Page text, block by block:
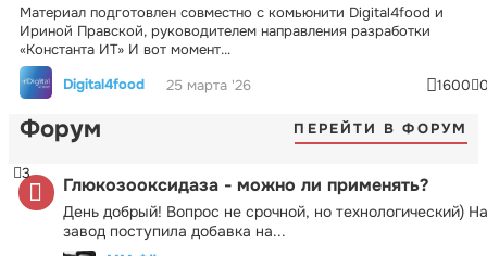
Материал подготовлен совместно с комьюнити Digital4food и
Ириной Правской, руководителем направления разработки
«Константа ИТ» И вот момент...
Digital4food
25 марта '26 1600
Форум ПЕРЕЙТИ В ФОРУМ
Глюкозооксидаза - можно ли применять?
День добрый! Вопрос не срочной, но технологический) На
завод поступила добавка на...
3